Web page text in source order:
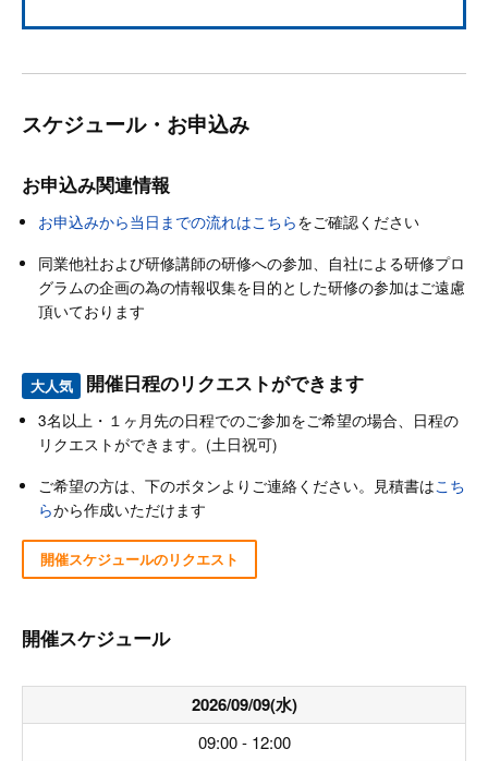
スケジュール・お申込み
お申込み関連情報
お申込みから当日までの流れはこちらをご確認ください
同業他社および研修講師の研修への参加、自社による研修プロ
グラムの企画の為の情報収集を目的とした研修の参加はご遠慮
頂いております
大人気 開催日程のリクエストができます
3名以上・１ヶ月先の日程でのご参加をご希望の場合、日程の
リクエストができます。(土日祝可)
ご希望の方は、下のボタンよりご連絡ください。見積書はこち
らから作成いただけます
開催スケジュールのリクエスト
開催スケジュール
2026/09/09(水)
09:00 - 12:00